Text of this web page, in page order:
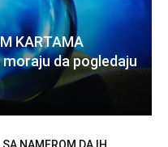
KARTAMA
moraju da pogledaju
SA NAMEROM DA IH